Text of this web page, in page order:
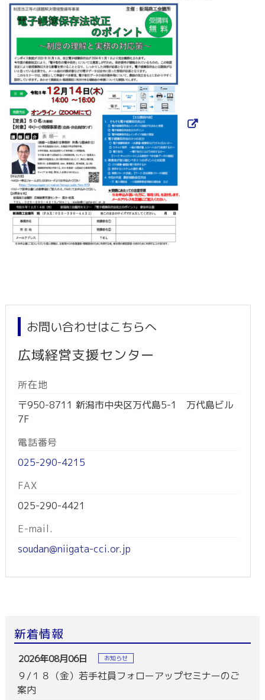
お問い合わせはこちらへ
広域経営支援センター
所在地
〒950-8711 新潟市中央区万代島5-1 万代島ビル
7F
電話番号
025-290-4215
FAX
025-290-4421
E-mail.
soudan@niigata-cci.or.jp
新着情報
2026年08月06日 お知らせ
９/１８（金）若手社員フォローアップセミナーのご
案内